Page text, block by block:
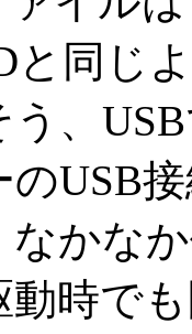
と同じ
う、
USB
かな
時で